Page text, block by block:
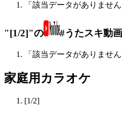
「該当データがありません
"[1/2]"の #うたスキ動画
「該当データがありません
家庭用カラオケ
[1/2]